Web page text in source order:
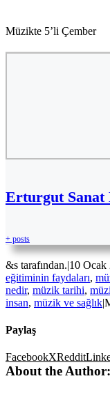
Müzikte 5’li Çember
Erturgut Sanat
+ posts
&s tarafından.|10 Ocak
eğitiminin faydaları,
nedir, müzik tarihi,
insan, müzik ve sağlık|
Paylaş
FacebookXReddit
About the Author: